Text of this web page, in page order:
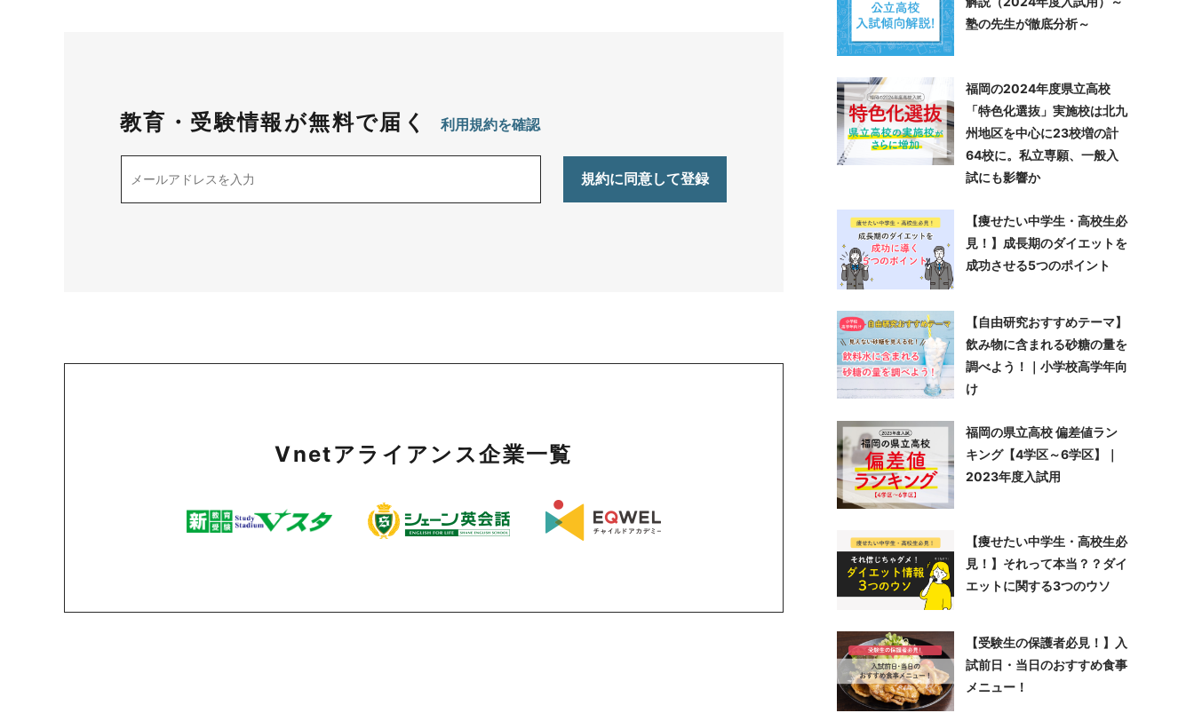
教育・受験情報が無料で届く 利用規約を確認
Vnetアライアンス企業一覧
塾の先生が徹底分析～
福岡の2024年度県立高校
「特色化選抜」実施校は北九
州地区を中心に23校増の計
64校に。私立専願、一般入
試にも影響か
【痩せたい中学生・高校生必
見！】成長期のダイエットを
成功させる5つのポイント
【自由研究おすすめテーマ】
飲み物に含まれる砂糖の量を
調べよう！｜小学校高学年向
け
福岡の県立高校 偏差値ラン
キング【4学区～6学区】｜
2023年度入試用
【痩せたい中学生・高校生必
見！】それって本当？？ダイ
エットに関する3つのウソ
【受験生の保護者必見！】入
試前日・当日のおすすめ食事
メニュー！